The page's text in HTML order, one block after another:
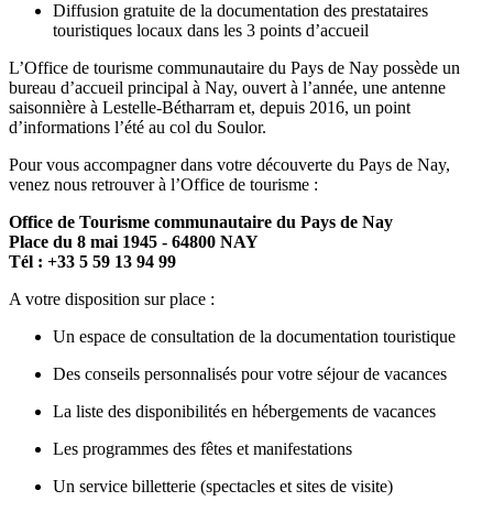
Diffusion gratuite de la documentation des prestataires
touristiques locaux dans les 3 points d’accueil
L’Office de tourisme communautaire du Pays de Nay possède un
bureau d’accueil principal à Nay, ouvert à l’année, une antenne
saisonnière à Lestelle-Bétharram et, depuis 2016, un point
d’informations l’été au col du Soulor.
Pour vous accompagner dans votre découverte du Pays de Nay,
venez nous retrouver à l’Office de tourisme :
Office de Tourisme communautaire du Pays de Nay
Place du 8 mai 1945 - 64800 NAY
Tél : +33 5 59 13 94 99
A votre disposition sur place :
Un espace de consultation de la documentation touristique
Des conseils personnalisés pour votre séjour de vacances
La liste des disponibilités en hébergements de vacances
Les programmes des fêtes et manifestations
Un service billetterie (spectacles et sites de visite)